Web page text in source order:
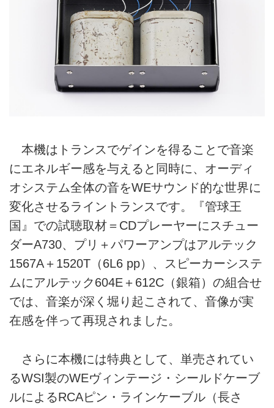
本機はトランスでゲインを得ることで音楽
にエネルギー感を与えると同時に、オーディ
オシステム全体の音をWEサウンド的な世界に
変化させるライントランスです。『管球王
国』での試聴取材＝CDプレーヤーにスチュー
ダーA730、プリ＋パワーアンプはアルテック
1567A＋1520T（6L6 pp）、スピーカーシステ
ムにアルテック604E＋612C（銀箱）の組合せ
では、音楽が深く堀り起こされて、音像が実
在感を伴って再現されました。
さらに本機には特典として、単売されてい
るWSI製のWEヴィンテージ・シールドケーブ
ルによるRCAピン・ラインケーブル（長さ